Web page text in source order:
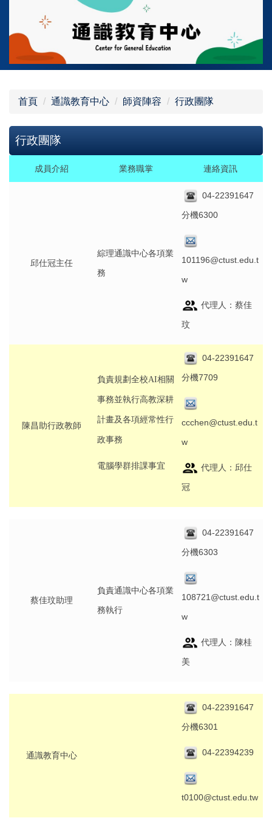
主
內
首頁 通識教育中心 師資陣容 行政團隊
行政團隊
成員介紹 業務職掌 連絡資訊
邱仕冠主任
綜理通識中心各項業
務
04-22391647
分機6300
101196@ctust.edu.t
w
代理人：蔡佳
玟
陳昌助行政教師
負責規劃全校AI相關
事務並執行高教深耕
計畫及各項經常性行
政事務
電腦學群排課事宜
04-22391647
分機7709
ccchen@ctust.edu.t
w
代理人：邱仕
冠
蔡佳玟助理
負責通識中心各項業
務執行
04-22391647
分機6303
108721@ctust.edu.t
w
代理人：陳桂
美
通識教育中心
04-22391647
分機6301
04-22394239
t0100@ctust.edu.tw